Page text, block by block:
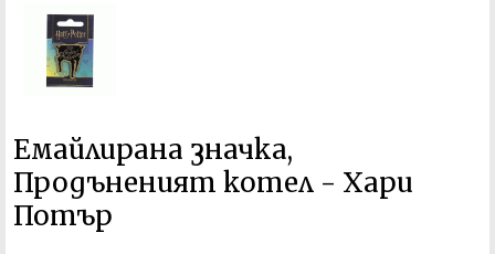
Емайлирана значка,
Продъненият котел - Хари
Потър